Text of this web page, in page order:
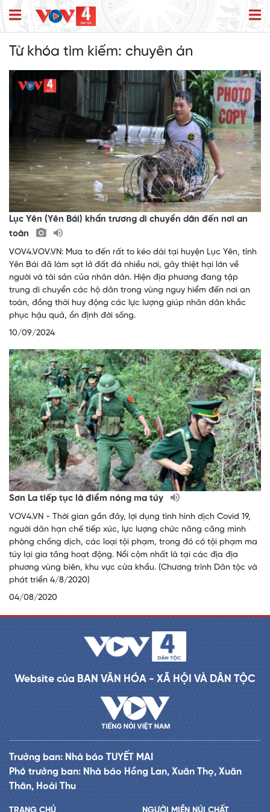
Từ khóa tìm kiếm: chuyên án
Lục Yên (Yên Bái) khẩn trương di chuyển dân đến nơi an
toàn
VOV4.VOV.VN: Mưa to đến rất to kéo dài tại huyện Lục Yên, tỉnh
Yên Bái đã làm sạt lở đất đá nhiều nơi, gây thiệt hại lớn về
người và tài sản của nhân dân. Hiện địa phương đang tập
trung di chuyển các hộ dân trong vùng nguy hiểm đến nơi an
toàn, đồng thời huy động các lực lượng giúp nhân dân khắc
phục hậu quả, ổn định đời sống.
10/09/2024
Sơn La tiếp tục là điểm nóng ma túy
VOV4.VN - Thời gian gần đây, lợi dụng tình hình dịch Covid 19,
người dân hạn chế tiếp xúc, lực lượng chức năng căng mình
phòng chống dịch, các loại tội phạm, trong đó có tội phạm ma
túy lại gia tăng hoạt động. Nổi cộm nhất là tại các địa địa
phương vùng biên, khu vực cửa khẩu. (Chương trình Dân tộc và
phát triển 4/8/2020)
04/08/2020
Website của BAN VĂN HÓA - XÃ HỘI VÀ DÂN TỘC
Trưởng ban: Nhà báo TUYẾT MAI
Phó trưởng ban: Nhà báo Hồng Lan, Xuân Thọ, Xuân
Thân, Hoài Thu